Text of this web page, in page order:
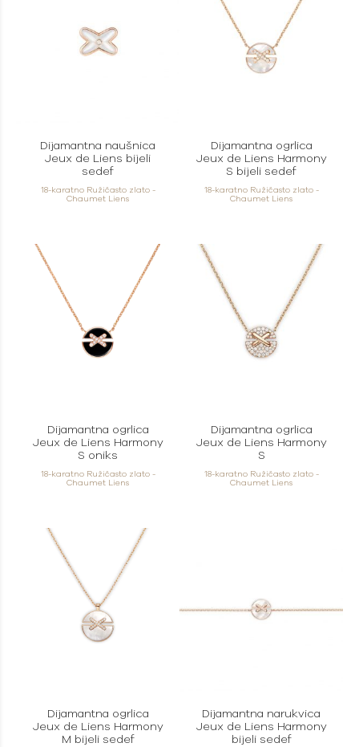
Dijamantna naušnica
Jeux de Liens bijeli
sedef
18-karatno Ružičasto zlato -
Chaumet Liens
Dijamantna ogrlica
Jeux de Liens Harmony
S bijeli sedef
18-karatno Ružičasto zlato -
Chaumet Liens
Dijamantna ogrlica
Jeux de Liens Harmony
S oniks
18-karatno Ružičasto zlato -
Chaumet Liens
Dijamantna ogrlica
Jeux de Liens Harmony
S
18-karatno Ružičasto zlato -
Chaumet Liens
Dijamantna ogrlica
Jeux de Liens Harmony
M bijeli sedef
Dijamantna narukvica
Jeux de Liens Harmony
bijeli sedef